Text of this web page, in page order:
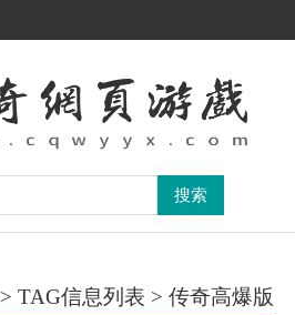
> TAG信息列表 > 传奇高爆版